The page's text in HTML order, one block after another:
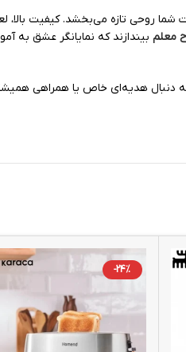
روحی تازه می‌بخشد. کیفیت بالا،
بیندازند که نمایانگر عشق به
به دنبال هدیه‌ای خاص یا همراهی
-24%